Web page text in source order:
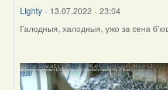
Lighty - 13.07.2022 - 23:04
In
by
Harrier
Галодныя, халодныя, ужо за сена